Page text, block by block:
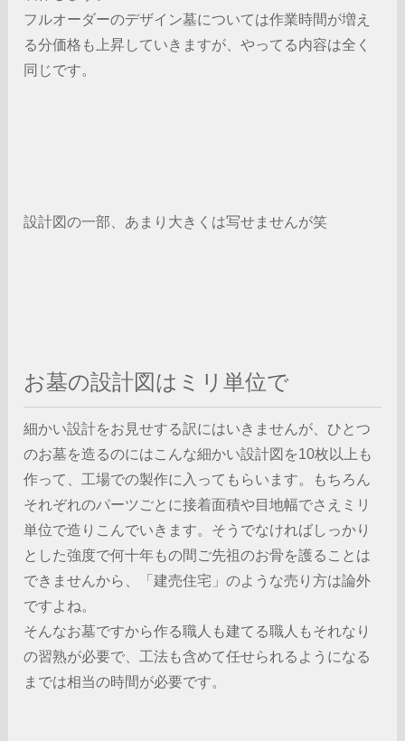
フルオーダーのデザイン墓については作業時間が増え
る分価格も上昇していきますが、やってる内容は全く
同じです。
設計図の一部、あまり大きくは写せませんが笑
お墓の設計図はミリ単位で
細かい設計をお見せする訳にはいきませんが、ひとつ
のお墓を造るのにはこんな細かい設計図を10枚以上も
作って、工場での製作に入ってもらいます。もちろん
それぞれのパーツごとに接着面積や目地幅でさえミリ
単位で造りこんでいきます。そうでなければしっかり
とした強度で何十年もの間ご先祖のお骨を護ることは
できませんから、「建売住宅」のような売り方は論外
ですよね。
そんなお墓ですから作る職人も建てる職人もそれなり
の習熟が必要で、工法も含めて任せられるようになる
までは相当の時間が必要です。